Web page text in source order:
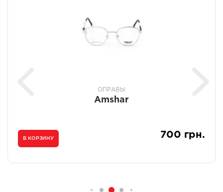
ОПРАВЫ
Amshar
В КОРЗИНУ 700 грн.